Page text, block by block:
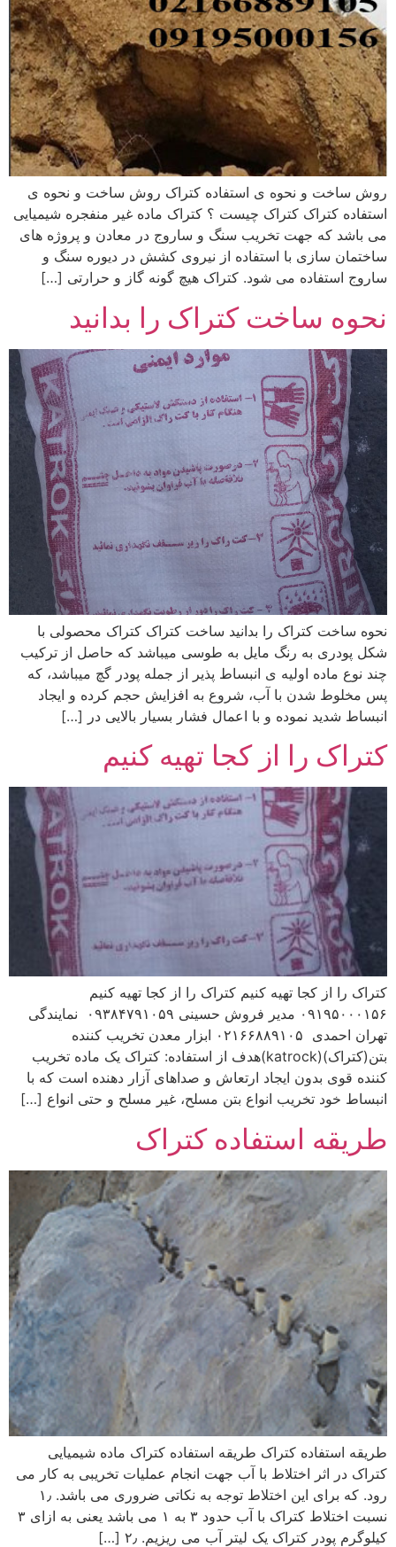
روش ساخت و نحوه ی استفاده کتراک روش ساخت و نحوه ی
استفاده کتراک کتراک چیست ؟ کتراک ماده غیر منفجره شیمیایی
می باشد که جهت تخریب سنگ و ساروج در معادن و پروژه های
ساختمان سازی با استفاده از نیروی کشش در دیوره سنگ و
ساروج استفاده می شود. کتراک هیچ گونه گاز و حرارتی […]
نحوه ساخت کتراک را بدانید
نحوه ساخت کتراک را بدانید ساخت کتراک کتراک محصولی با
شکل پودری به رنگ مایل به طوسی میباشد که حاصل از ترکیب
چند نوع ماده اولیه ی انبساط پذیر از جمله پودر گچ میباشد، که
پس مخلوط شدن با آب، شروع به افزایش حجم کرده و ایجاد
انبساط شدید نموده و با اعمال فشار بسیار بالایی در […]
کتراک را از کجا تهیه کنیم
کتراک را از کجا تهیه کنیم کتراک را از کجا تهیه کنیم
۰۹۱۹۵۰۰۰۱۵۶ مدیر فروش حسینی ۰۹۳۸۴۷۹۱۰۵۹ نمایندگی
تهران احمدی ۰۲۱۶۶۸۸۹۱۰۵ ابزار معدن تخریب کننده
بتن(کتراک)(katrock)هدف از استفاده: کتراک یک ماده تخریب
کننده قوی بدون ایجاد ارتعاش و صداهای آزار دهنده است که با
انبساط خود تخریب انواع بتن مسلح، غیر مسلح و حتی انواع […]
طریقه استفاده کتراک
طریقه استفاده کتراک طریقه استفاده کتراک ماده شیمیایی
کتراک در اثر اختلاط با آب جهت انجام عملیات تخریبی به کار می
رود. که برای این اختلاط توجه به نکاتی ضروری می باشد. ۱٫
نسبت اختلاط کتراک با آب حدود ۳ به ۱ می باشد یعنی به ازای ۳
کیلوگرم پودر کتراک یک لیتر آب می ریزیم. ۲٫ […]